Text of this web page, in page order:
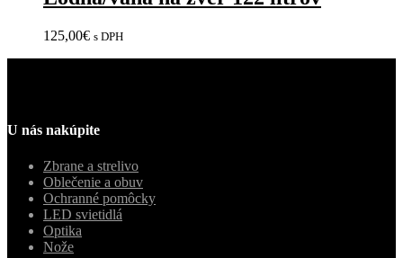
125,00€ s DPH
U nás nakúpite
Zbrane a strelivo
Oblečenie a obuv
Ochranné pomôcky
LED svietidlá
Optika
Nože